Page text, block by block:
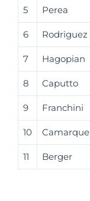
5 Perea
6 Rodriguez
7 Hagopian
8 Caputto
9 Franchini
10 Camarque
11 Berger